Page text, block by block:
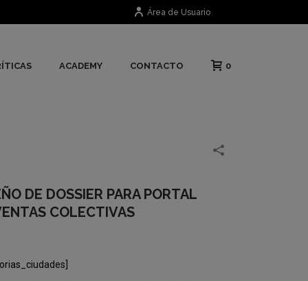
Área de Usuario
ACADEMY CONTACTO 0
DE DOSSIER PARA PORTAL
COLECTIVAS